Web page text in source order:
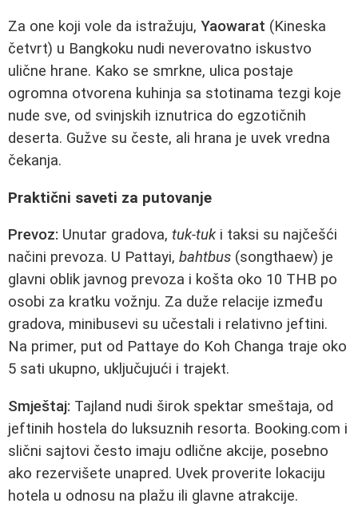
Za one koji vole da istražuju, Yaowarat (Kineska
četvrt) u Bangkoku nudi neverovatno iskustvo
ulične hrane. Kako se smrkne, ulica postaje
ogromna otvorena kuhinja sa stotinama tezgi koje
nude sve, od svinjskih iznutrica do egzotičnih
deserta. Gužve su česte, ali hrana je uvek vredna
čekanja.
Praktični saveti za putovanje
Prevoz: Unutar gradova, tuk-tuki taksi su najčešći
načini prevoza. U Pattayi, bahtbus (songthaew) je
glavni oblik javnog prevoza i košta oko 10 THB po
osobi za kratku vožnju. Za duže relacije između
gradova, minibusevi su učestali i relativno jeftini.
Na primer, put od Pattaye do Koh Changa traje oko
5 sati ukupno, uključujući i trajekt.
Smještaj: Tajland nudi širok spektar smeštaja, od
jeftinih hostela do luksuznih resorta. Booking.com i
slični sajtovi često imaju odlične akcije, posebno
ako rezervišete unapred. Uvek proverite lokaciju
hotela u odnosu na plažu ili glavne atrakcije.